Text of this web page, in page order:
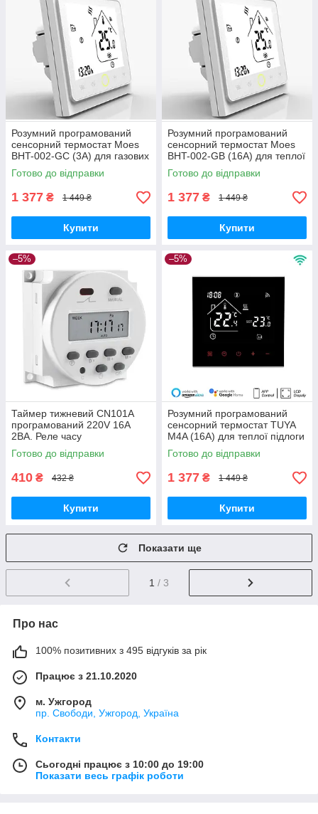
Розумний програмований
сенсорний термостат Moes
BHT-002-GC (3A) для газових
котлів з WIFI керуванням
Готово до відправки
1 377 ₴ 1 449 ₴
Купити
Розумний програмований
сенсорний термостат Moes
BHT-002-GB (16A) для теплої
підлоги з Wi-Fi керуванням
Готово до відправки
1 377 ₴ 1 449 ₴
Купити
–5%
Таймер тижневий CN101A
програмований 220V 16А
2ВА. Реле часу
Готово до відправки
410 ₴ 432 ₴
Купити
–5%
Розумний програмований
сенсорний термостат TUYA
M4A (16A) для теплої підлоги
з WIFI управлінням
Готово до відправки
1 377 ₴ 1 449 ₴
Купити
Показати ще
1 / 3
Про нас
100% позитивних з 495 відгуків за рік
Працює з 21.10.2020
м. Ужгород
пр. Свободи, Ужгород, Україна
Контакти
Сьогодні працює з 10:00 до 19:00
Показати весь графік роботи